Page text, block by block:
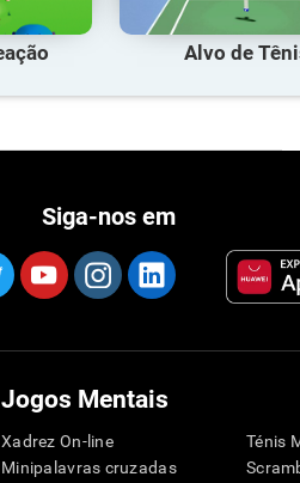
Alvo de
Siga-nos em
Jogos Mentais
Xadrez On-line
Minipalavras cruzadas
Ténis